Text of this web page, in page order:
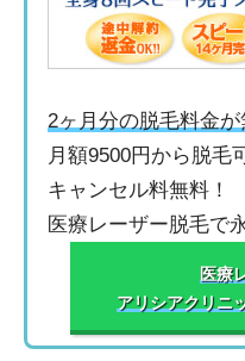
2ヶ月分の脱毛料金が
月額9500円から脱毛
キャンセル料無料！
医療レーザー脱毛で
医療
アリシアクリニ